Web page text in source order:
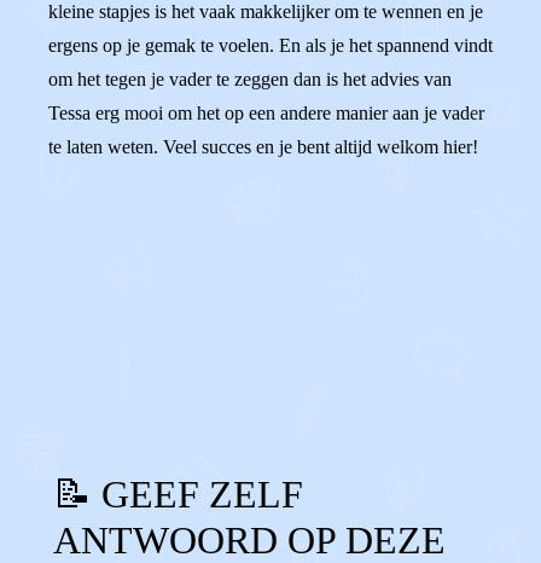
kleine stapjes is het vaak makkelijker om te wennen en je
ergens op je gemak te voelen. En als je het spannend vindt
om het tegen je vader te zeggen dan is het advies van
Tessa erg mooi om het op een andere manier aan je vader
te laten weten. Veel succes en je bent altijd welkom hier!
📝 GEEF ZELF
ANTWOORD OP DEZE